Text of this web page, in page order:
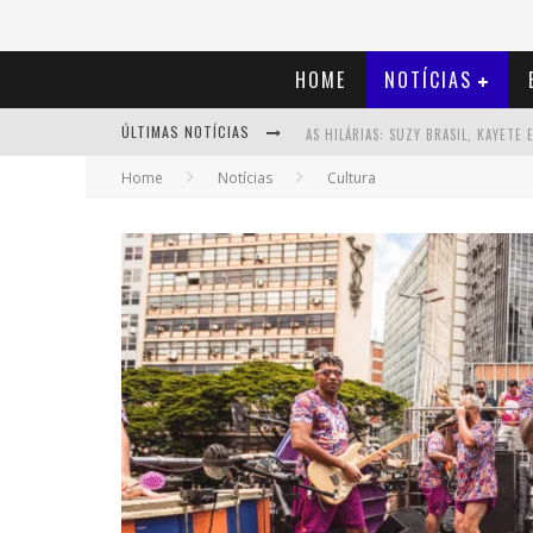
HOME NOTÍCIAS
ÚLTIMAS NOTÍCIAS
Home Notícias Cultura